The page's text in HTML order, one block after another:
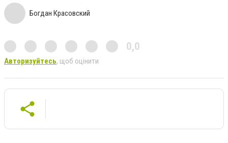
Богдан Красовский
0,0
Авторизуйтесь, щоб оцінити